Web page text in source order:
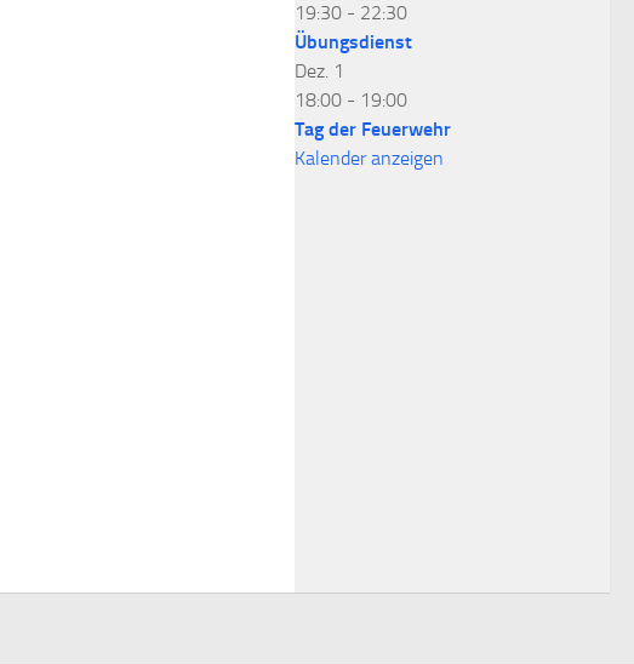
19:30 - 22:30
Übungsdienst
Dez. 1
18:00 - 19:00
Tag der Feuerwehr
Kalender anzeigen